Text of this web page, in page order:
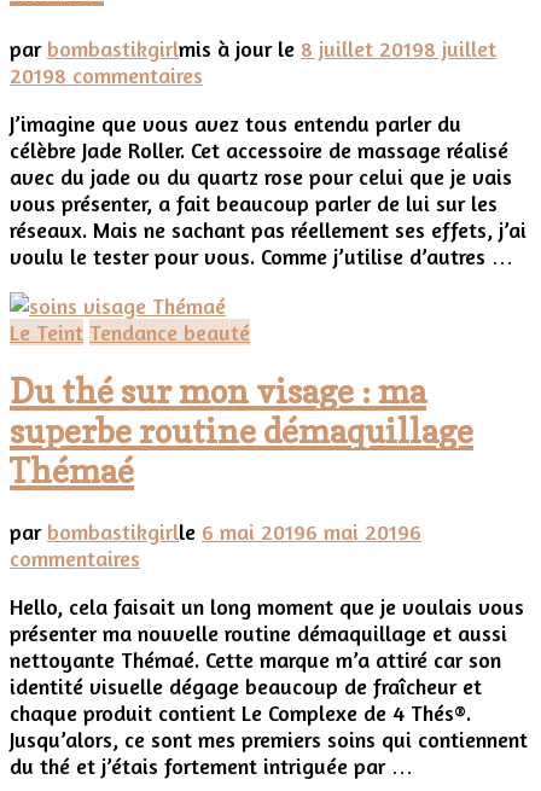
par bombastikgirlmis à jour le 8 juillet 20198 juillet
20198 commentaires
routine
visage
avec
Jade
Roller
J’imagine que vous avez tous entendu parler du
célèbre Jade Roller. Cet accessoire de massage réalisé
avec du jade ou du quartz rose pour celui que je vais
vous présenter, a fait beaucoup parler de lui sur les
réseaux. Mais ne sachant pas réellement ses effets, j’ai
voulu le tester pour vous. Comme j’utilise d’autres …
Le Teint Tendance beauté
Du thé sur mon visage : ma
superbe routine démaquillage
Thémaé
par bombastikgirlle 6 mai 20196 mai 20196
commentaires
thé
sur
mon
visage
:
ma
superbe
Hello, cela faisait un long moment que je voulais vous
présenter ma nouvelle routine démaquillage et aussi
nettoyante Thémaé. Cette marque m’a attiré car son
identité visuelle dégage beaucoup de fraîcheur et
chaque produit contient Le Complexe de 4 Thés®.
Jusqu’alors, ce sont mes premiers soins qui contiennent
du thé et j’étais fortement intriguée par …